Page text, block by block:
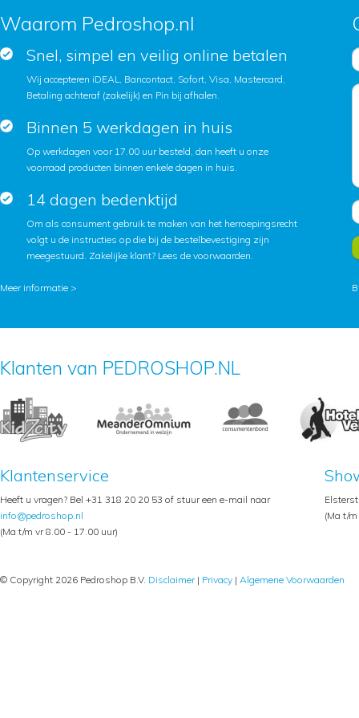
Waarom Pedroshop.nl
Snel, simpel en veilig online betalen
Wij accepteren iDEAL, Bancontact, Sofort, Visa, Mastercard,
Betaling achteraf (zakelijk) en Pin bij afhalen.
Binnen 5 werkdagen in huis
Op werkdagen voor 17.00 uur besteld, dan heeft u onze
voorraad producten binnen enkele dagen in huis.
14 dagen bedenktijd
Om als consument gebruik te maken van het herroepingsrecht
volgt u de instructies op die bij de bestelbevestiging zijn
meegestuurd. Zakelijke klant? Lees de voorwaarden.
Meer informatie >
Klanten van PEDROSHOP.NL
Klantenservice
Heeft u vragen? Bel +31 318 20 20 53 of stuur een e-mail naar
info@pedroshop.nl
(Ma t/m vr 8.00 - 17.00 uur)
(Ma t/
© Copyright 2026 Pedroshop B.V. Disclaimer| Privacy | Algemene Voorwaarden